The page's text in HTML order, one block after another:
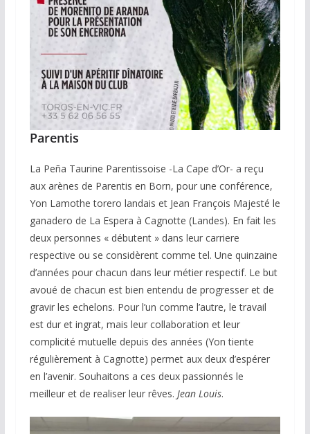
Parentis
La Peña Taurine Parentissoise -La Cape d’Or- a reçu
aux arènes de Parentis en Born, pour une conférence,
Yon Lamothe torero landais et Jean François Majesté le
ganadero de La Espera à Cagnotte (Landes). En fait les
deux personnes « débutent » dans leur carriere
respective ou se considèrent comme tel. Une quinzaine
d’années pour chacun dans leur métier respectif. Le but
avoué de chacun est bien entendu de progresser et de
gravir les echelons. Pour l’un comme l’autre, le travail
est dur et ingrat, mais leur collaboration et leur
complicité mutuelle depuis des années (Yon tiente
régulièrement à Cagnotte) permet aux deux d’espérer
en l’avenir. Souhaitons a ces deux passionnés le
meilleur et de realiser leur rêves. Jean Louis.